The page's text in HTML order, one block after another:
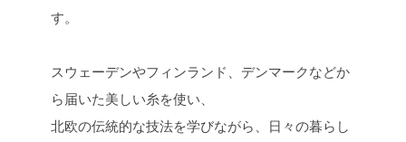
す。
スウェーデンやフィンランド、デンマークなどか
ら届いた美しい糸を使い、
北欧の伝統的な技法を学びながら、日々の暮らし